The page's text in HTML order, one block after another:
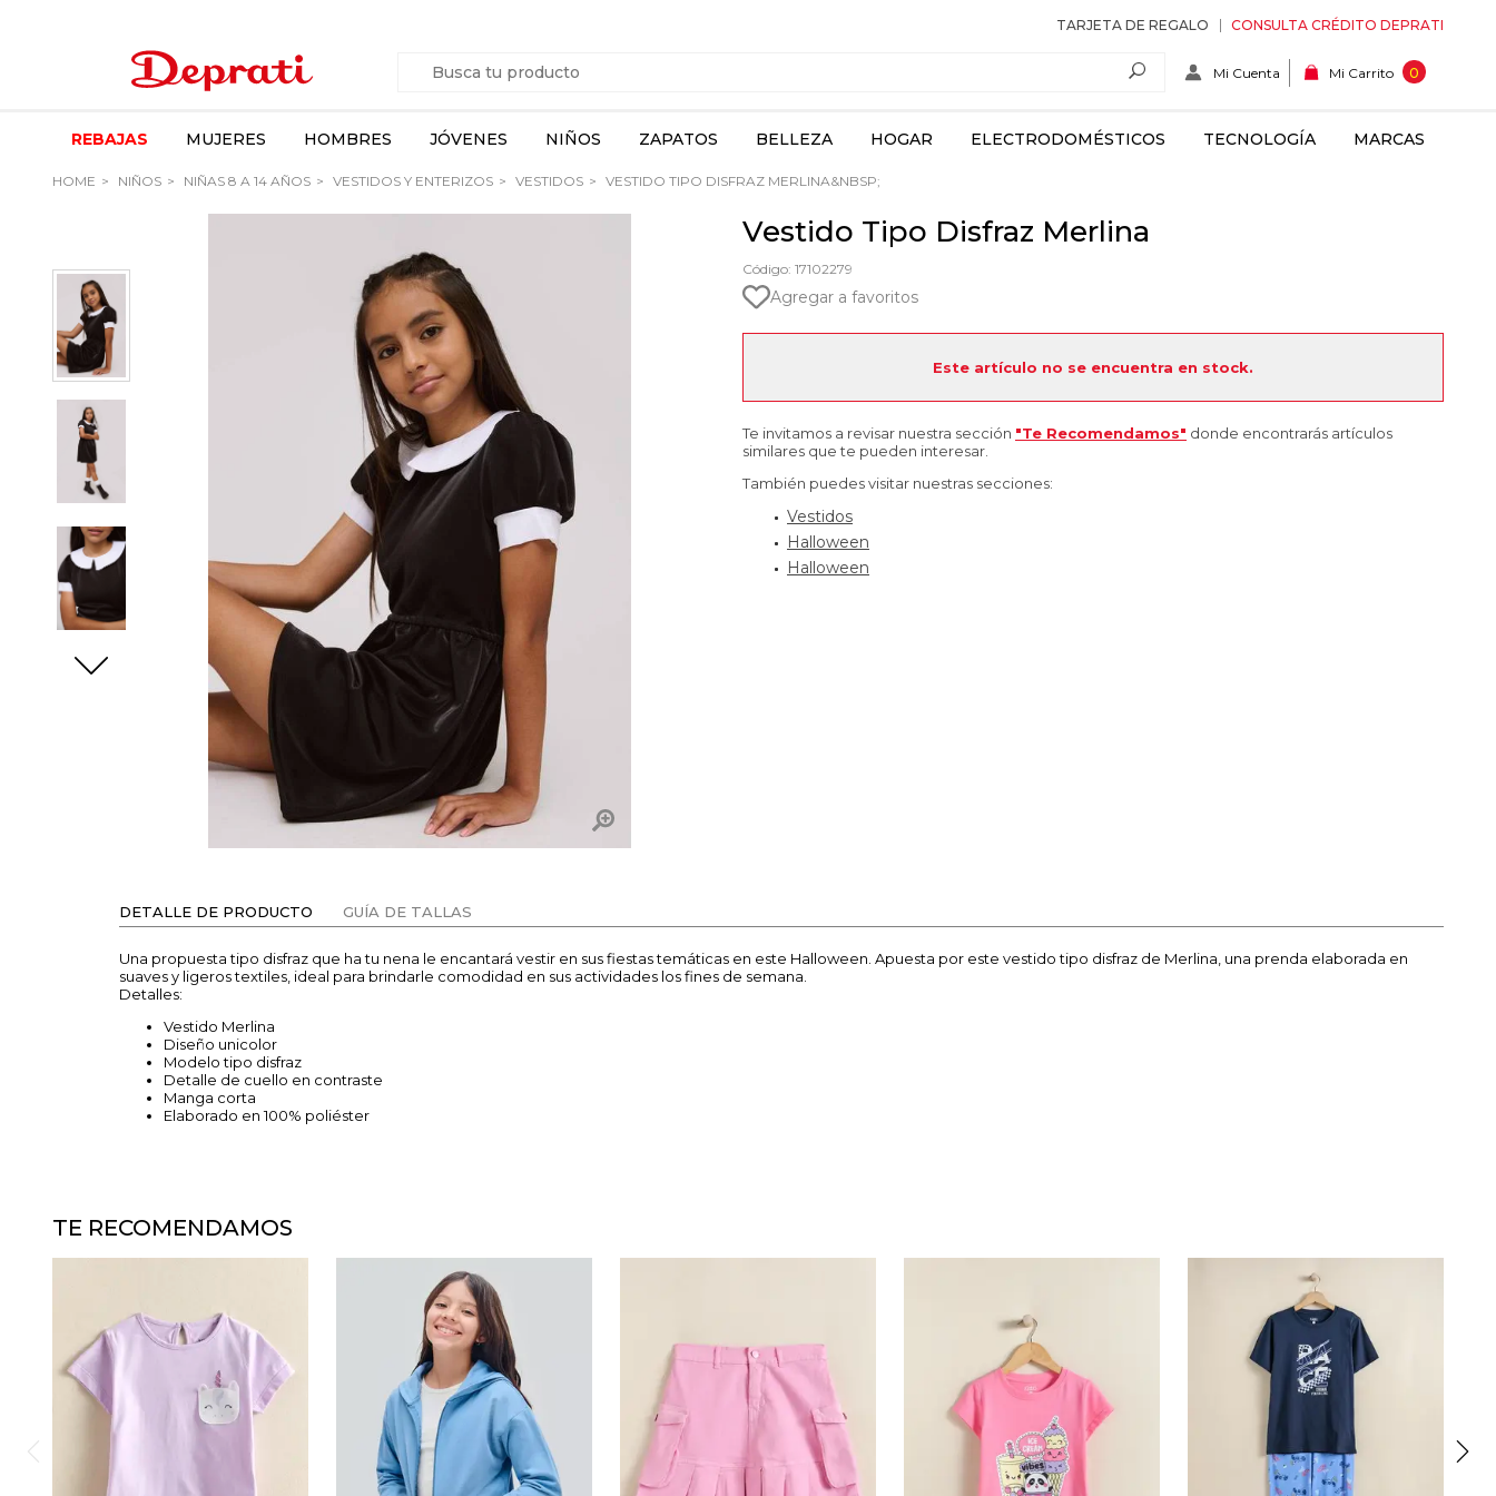
TARJETA DE REGALO CONSULTA CRÉDITO DEPRATI
Mi Cuenta Mi Carrito 0
REBAJAS MUJERES HOMBRES JÓVENES NIÑOS ZAPATOS BELLEZA HOGAR ELECTRODOMÉSTICOS TECNOLOGÍA MARCAS
HOME NIÑOS NIÑAS 8 A 14 AÑOS VESTIDOS Y ENTERIZOS VESTIDOS VESTIDO TIPO DISFRAZ MERLINA&NBSP;
Vestido Tipo Disfraz Merlina
Código: 17102279
Agregar a favoritos
Este artículo no se encuentra en stock.
Te invitamos a revisar nuestra sección "Te Recomendamos" donde encontrarás artículos
similares que te pueden interesar.
También puedes visitar nuestras secciones:
Vestidos
Halloween
Halloween
DETALLE DE PRODUCTO GUÍA DE TALLAS
Una propuesta tipo disfraz que ha tu nena le encantará vestir en sus fiestas temáticas en este Halloween. Apuesta por este vestido tipo disfraz de Merlina, una prenda elaborada en
suaves y ligeros textiles, ideal para brindarle comodidad en sus actividades los fines de semana.
Detalles:
Vestido Merlina
Diseño unicolor
Modelo tipo disfraz
Detalle de cuello en contraste
Manga corta
Elaborado en 100% poliéster
TE RECOMENDAMOS